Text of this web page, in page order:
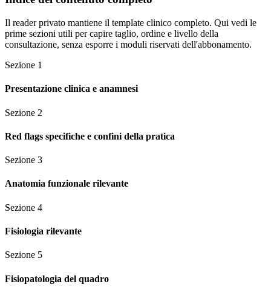
Il reader privato mantiene il template clinico completo. Qui vedi le
prime sezioni utili per capire taglio, ordine e livello della
consultazione, senza esporre i moduli riservati dell'abbonamento.
Sezione 1
Presentazione clinica e anamnesi
Sezione 2
Red flags specifiche e confini della pratica
Sezione 3
Anatomia funzionale rilevante
Sezione 4
Fisiologia rilevante
Sezione 5
Fisiopatologia del quadro